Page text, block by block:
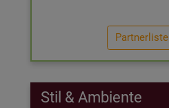
Partnerliste
Stil & Ambiente